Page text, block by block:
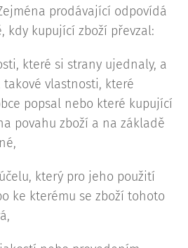
prodávající odpovídá
kdy kupující zboží převzal:
které si strany ujednaly, a
vlastnosti, které
popsal nebo které kupující
povahu zboží a na základě
který pro jeho použití
ke kterému se zboží tohoto